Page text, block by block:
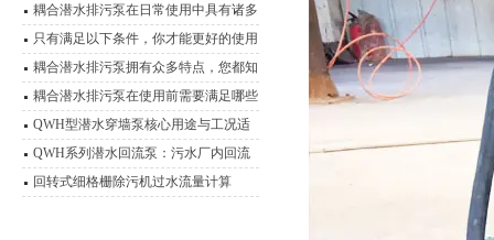
哪些事项？
耦合潜水排污泵在日常使用中具有诸多
特点，你知道几点？
只有满足以下条件，你才能更好的使用
耦合潜水排污泵
耦合潜水排污泵拥有众多特点，您都知
道吗？
耦合潜水排污泵在使用前需要满足哪些
条件？
QWH型潜水穿墙泵核心用途与工况适
应性分析
QWH系列潜水回流泵：污水厂内回流
的高效心脏
回转式细格栅除污机过水流量计算